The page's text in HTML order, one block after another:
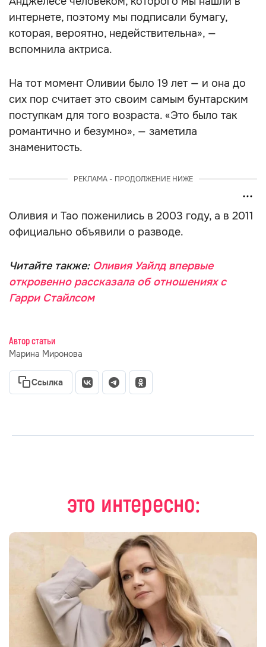
интернете, поэтому мы подписали бумагу,
которая, вероятно, недействительна», —
вспомнила актриса.
На тот момент Оливии было 19 лет — и она до
сих пор считает это своим самым бунтарским
поступкам для того возраста. «Это было так
романтично и безумно», — заметила
знаменитость.
РЕКЛАМА - ПРОДОЛЖЕНИЕ НИЖЕ
Оливия и Тао поженились в 2003 году, а в 2011
официально объявили о разводе.
Читайте также: Оливия Уайлд впервые
откровенно рассказала об отношениях с
Гарри Стайлсом
Автор статьи
Марина Миронова
Ссылка
это интересно: